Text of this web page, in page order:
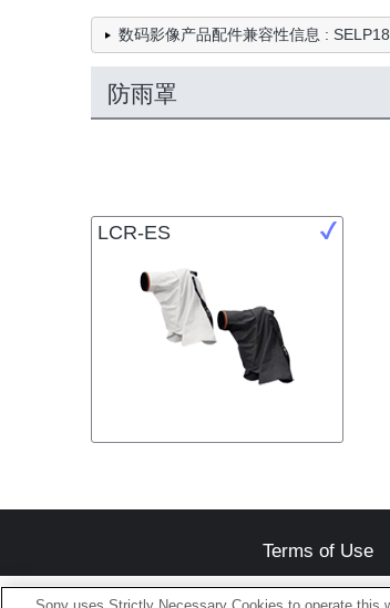
数码影像产品配件兼容性信息 :
防雨罩
LCR-ES
Terms of Use